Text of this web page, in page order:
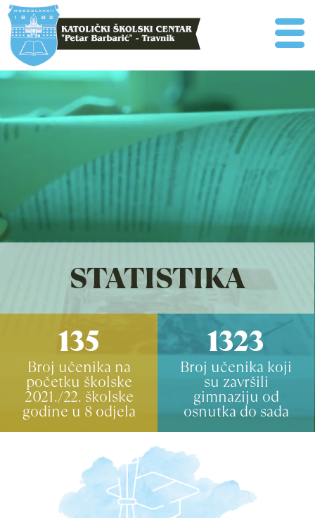
STATISTIKA
135
Broj učenika na
početku školske
2021./22. školske
godine u 8 odjela
1323
Broj učenika koji
su završili
gimnaziju od
osnutka do sada